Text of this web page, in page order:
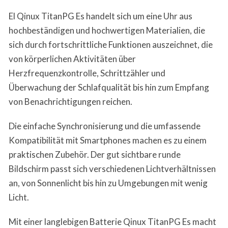
El Qinux TitanPG Es handelt sich um eine Uhr aus
hochbeständigen und hochwertigen Materialien, die
sich durch fortschrittliche Funktionen auszeichnet, die
von körperlichen Aktivitäten über
Herzfrequenzkontrolle, Schrittzähler und
Überwachung der Schlafqualität bis hin zum Empfang
von Benachrichtigungen reichen.
Die einfache Synchronisierung und die umfassende
Kompatibilität mit Smartphones machen es zu einem
praktischen Zubehör. Der gut sichtbare runde
Bildschirm passt sich verschiedenen Lichtverhältnissen
an, von Sonnenlicht bis hin zu Umgebungen mit wenig
Licht.
Mit einer langlebigen Batterie Qinux TitanPG Es macht